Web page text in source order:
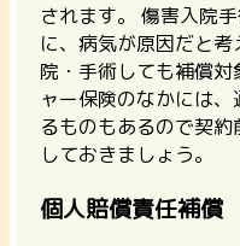
されます。 傷害入院
に、病気が原因だと
院・手術しても補償
ャー保険のなかには、
るものもあるので契
しておきましょう。
個人賠償責任補償